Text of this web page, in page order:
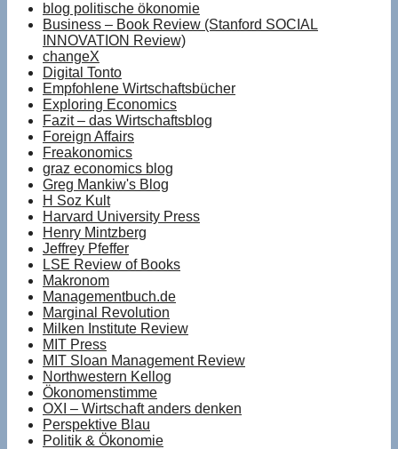
blog politische ökonomie
Business – Book Review (Stanford SOCIAL
INNOVATION Review)
changeX
Digital Tonto
Empfohlene Wirtschaftsbücher
Exploring Economics
Fazit – das Wirtschaftsblog
Foreign Affairs
Freakonomics
graz economics blog
Greg Mankiw's Blog
H Soz Kult
Harvard University Press
Henry Mintzberg
Jeffrey Pfeffer
LSE Review of Books
Makronom
Managementbuch.de
Marginal Revolution
Milken Institute Review
MIT Press
MIT Sloan Management Review
Northwestern Kellog
Ökonomenstimme
OXI – Wirtschaft anders denken
Perspektive Blau
Politik & Ökonomie